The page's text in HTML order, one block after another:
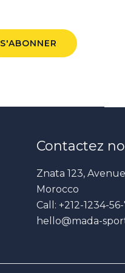
S'ABONNER
Contactez
Znata 123,
Morocco
Call: +212-1234-
hello@mada-